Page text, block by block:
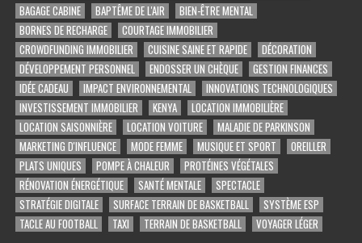
BAGAGE CABINE
BAPTÊME DE L'AIR
BIEN-ÊTRE MENTAL
BORNES DE RECHARGE
COURTAGE IMMOBILIER
CROWDFUNDING IMMOBILIER
CUISINE SAINE ET RAPIDE
DÉCORATION
DÉVELOPPEMENT PERSONNEL
ENDOSSER UN CHÈQUE
GESTION FINANCES
IDÉE CADEAU
IMPACT ENVIRONNEMENTAL
INNOVATIONS TECHNOLOGIQUES
INVESTISSEMENT IMMOBILIER
KENYA
LOCATION IMMOBILIÈRE
LOCATION SAISONNIÈRE
LOCATION VOITURE
MALADIE DE PARKINSON
MARKETING D'INFLUENCE
MODE FEMME MUSIQUE ET SPORT
OREILLER
PLATS UNIQUES
POMPE À CHALEUR
PROTÉINES VÉGÉTALES
RÉNOVATION ÉNERGÉTIQUE
SANTÉ MENTALE
SPECTACLE
STRATÉGIE DIGITALE
SURFACE TERRAIN DE BASKETBALL
SYSTÈME ESP
TACLE AU FOOTBALL
TAXI TERRAIN DE BASKETBALL VOYAGER LÉGER